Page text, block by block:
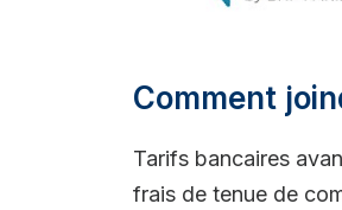
Comment
Tarifs bancaires
frais de tenue de